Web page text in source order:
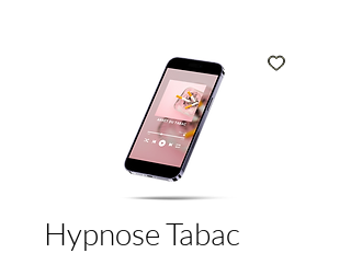
Hypnose Tabac